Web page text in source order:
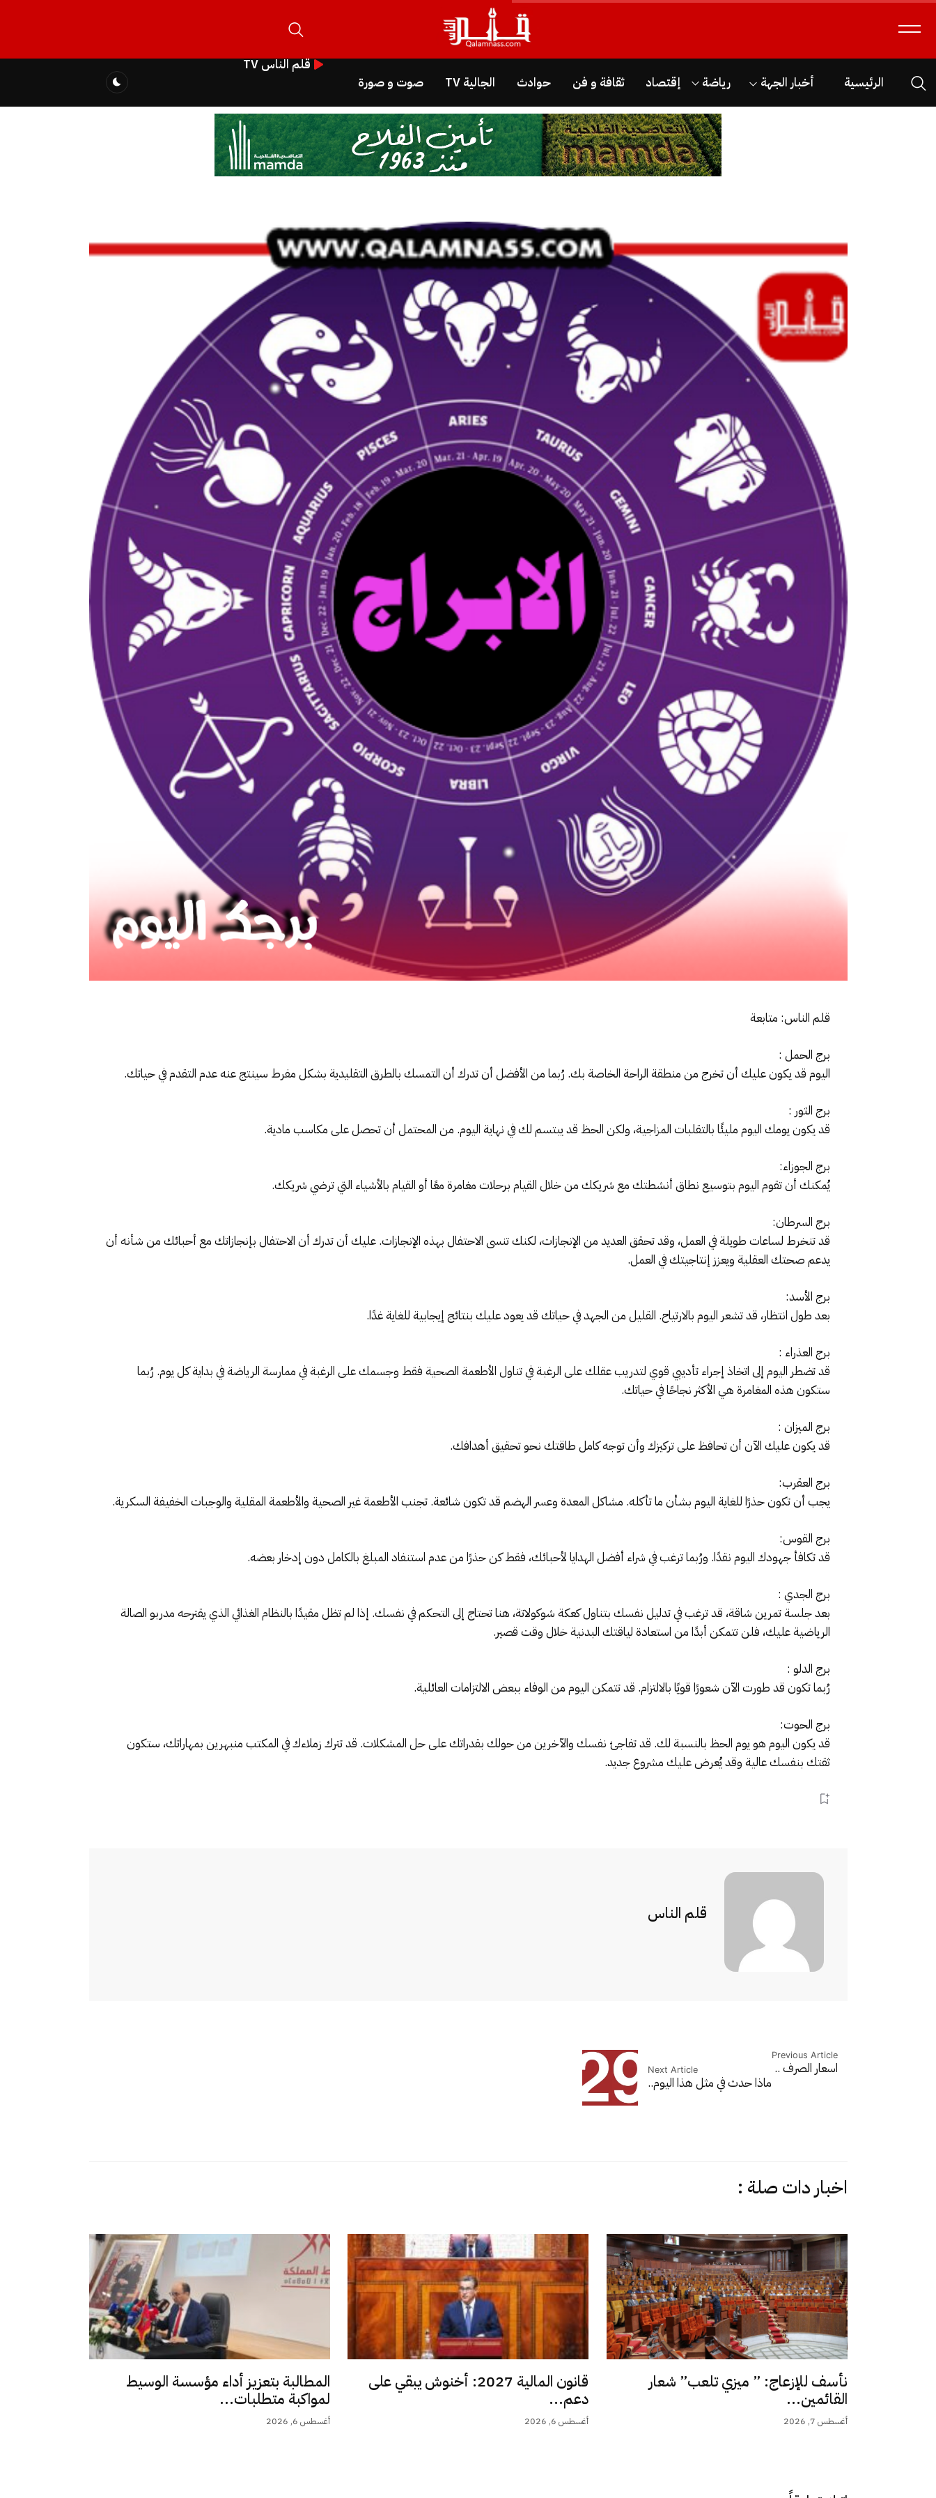
الرئيسية أخبار الجهة رياضة إقتصاد ثقافة و فن حوادث الجالية TV صوت و صورة
قلم الناس TV
قلم الناس: متابعة
برج الحمل :
اليوم قد يكون عليك أن تخرج من منطقة الراحة الخاصة بك. رُبما من الأفضل أن تدرك أن التمسك بالطرق التقليدية بشكل مفرط سينتج عنه عدم التقدم في حياتك.
برج الثور :
قد يكون يومك اليوم مليئًا بالتقلبات المزاجية، ولكن الحظ قد يبتسم لك في نهاية اليوم. من المحتمل أن تحصل على مكاسب مادية.
برج الجوزاء:
يُمكنك أن تقوم اليوم بتوسيع نطاق أنشطتك مع شريكك من خلال القيام برحلات مغامرة معًا أو القيام بالأشياء التي ترضي شريكك.
برج السرطان:
قد تنخرط لساعات طويلة في العمل، وقد تحقق العديد من الإنجازات، لكنك تنسى الاحتفال بهذه الإنجازات. عليك أن تدرك أن الاحتفال بإنجازاتك مع أحبائك من شأنه أن
يدعم صحتك العقلية ويعزز إنتاجيتك في العمل.
برج الأسد:
بعد طول انتظار، قد تشعر اليوم بالارتياح. القليل من الجهد في حياتك قد يعود عليك بنتائج إيجابية للغاية غدًا.
برج العذراء :
قد تضطر اليوم إلى اتخاذ إجراء تأديبي قوي لتدريب عقلك على الرغبة في تناول الأطعمة الصحية فقط وجسمك على الرغبة في ممارسة الرياضة في بداية كل يوم. رُبما
ستكون هذه المغامرة هي الأكثر نجاحًا في حياتك.
برج الميزان :
قد يكون عليك الآن أن تحافظ على تركيزك وأن توجه كامل طاقتك نحو تحقيق أهدافك.
برج العقرب:
يجب أن تكون حذرًا للغاية اليوم بشأن ما تأكله. مشاكل المعدة وعسر الهضم قد تكون شائعة. تجنب الأطعمة غير الصحية والأطعمة المقلية والوجبات الخفيفة السكرية.
برج القوس:
قد تكافأ جهودك اليوم نقدًا. ورُبما ترغب في شراء أفضل الهدايا لأحبائك، فقط كن حذرًا من عدم استنفاد المبلغ بالكامل دون إدخار بعضه.
برج الجدي :
بعد جلسة تمرين شاقة، قد ترغب في تدليل نفسك بتناول كعكة شوكولاتة، هنا تحتاج إلى التحكم في نفسك. إذا لم تظل مقيدًا بالنظام الغذائي الذي يقترحه مدربو الصالة
الرياضية عليك، فلن تتمكن أبدًا من استعادة لياقتك البدنية خلال وقت قصير.
برج الدلو :
رُبما تكون قد طورت الآن شعورًا قويًا بالالتزام. قد تتمكن اليوم من الوفاء ببعض الالتزامات العائلية.
برج الحوت:
قد يكون اليوم هو يوم الحظ بالنسبة لك. قد تفاجئ نفسك والآخرين من حولك بقدراتك على حل المشكلات. قد تترك زملاءك في المكتب منبهرين بمهاراتك، ستكون
ثقتك بنفسك عالية وقد يُعرض عليك مشروع جديد.
قلم الناس
Previous Article
اسعار الصرف .. Next Article
ماذا حدث في مثل هذا اليوم..
اخبار دات صلة :
نأسف للإزعاج: ” ميزي تلعب” شعار
القائمين...
أغسطس 7, 2026
قانون المالية 2027: أخنوش يبقي على
دعم...
أغسطس 6, 2026
المطالبة بتعزيز أداء مؤسسة الوسيط
لمواكبة متطلبات...
أغسطس 6, 2026